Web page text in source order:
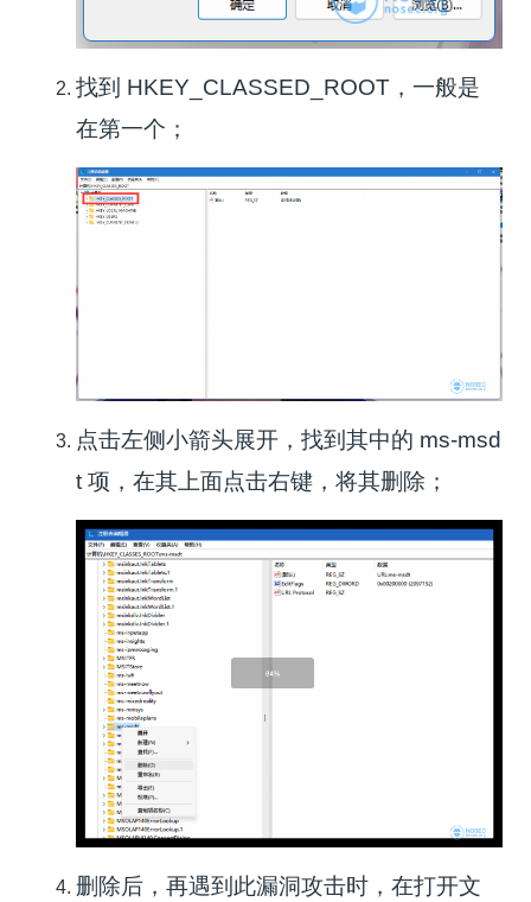
找到 HKEY_CLASSED_ROOT，⼀般是
在第⼀个；
点击左侧⼩箭头展开，找到其中的 ms-msd
t 项，在其上⾯点击右键，将其删除；
删除后，再遇到此漏洞攻击时，在打开⽂